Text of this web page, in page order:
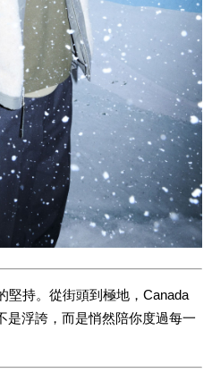
堅持。從街頭到極地，Canada
是浮誇，而是悄然陪你度過每一